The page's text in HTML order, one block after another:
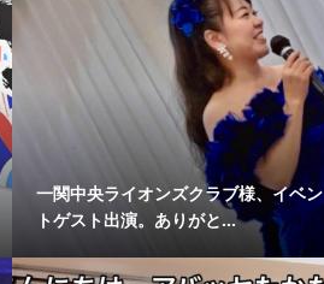
一関中央ライオンズクラブ様、イベン
トゲスト出演。ありがと...